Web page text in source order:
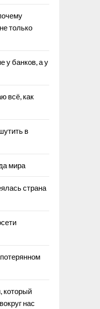
только
у банков, а у
всё, как
в
мира
страна
который
нас